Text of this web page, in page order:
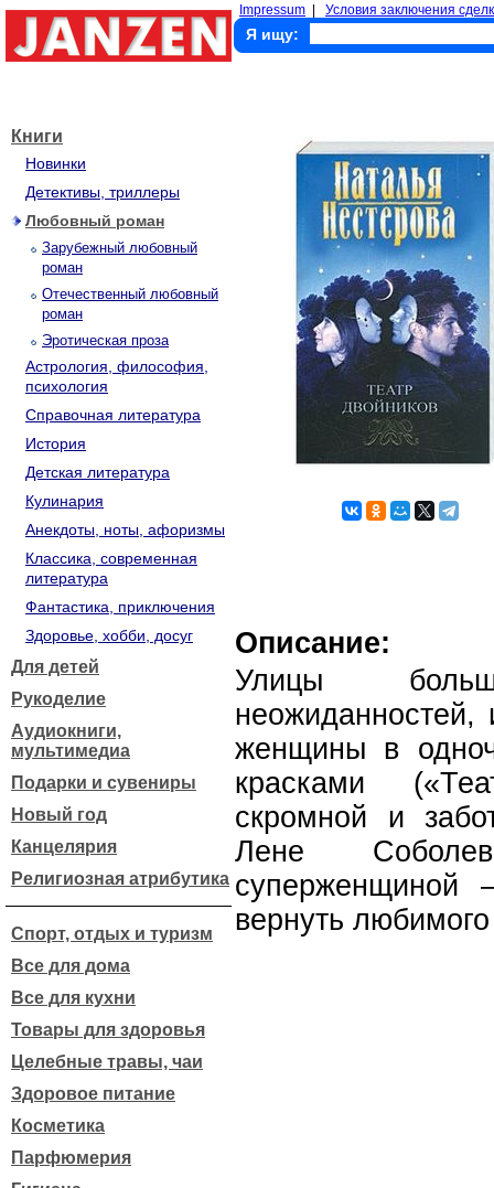
Impressum Условия заключения
Я ищу:
Книги
Новинки
Детективы, триллеры
Любовный роман
Зарубежный любовный
роман
Отечественный любовный
роман
Эротическая проза
Астрология, философия,
психология
Справочная литература
История
Детская литература
Кулинария
Анекдоты, ноты, афоризмы
Классика, современная
литература
Фантастика, приключения
Здоровье, хобби, досуг
Для детей
Рукоделие
Аудиокниги,
мультимедиа
Подарки и сувениры
Новый год
Канцелярия
Религиозная атрибутика
Спорт, отдых и туризм
Все для дома
Все для кухни
Товары для здоровья
Целебные травы, чаи
Здоровое питание
Косметика
Парфюмерия
Описание:
Улицы
женщины в
красками
скромной и
Лене
вернуть